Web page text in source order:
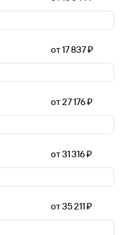
от 17 ⁠837 ⁠₽
от 27 ⁠176 ⁠₽
от 31 ⁠316 ⁠₽
от 35 ⁠211 ⁠₽